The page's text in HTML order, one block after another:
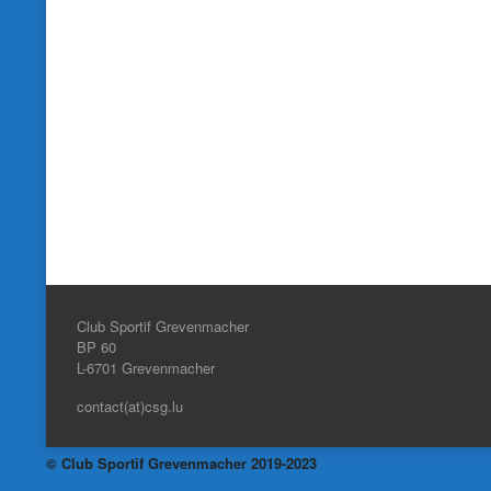
Club Sportif Grevenmacher
BP 60
L-6701 Grevenmacher
contact(at)csg.lu
© Club Sportif Grevenmacher 2019-2023